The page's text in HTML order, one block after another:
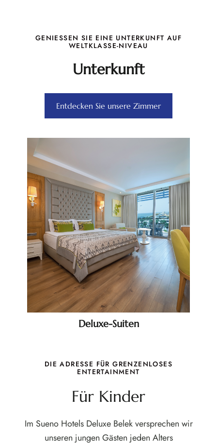
GENIESSEN SIE EINE UNTERKUNFT AUF W
ELTKLASSE-NIVEAU
Unterkunft
Entdecken Sie unsere Zimmer
Deluxe-Suiten
DIE ADRESSE FÜR GRENZENLOSES
ENTERTAINMENT
Für Kinder
Im Sueno Hotels Deluxe Belek versprechen wir
unseren jungen Gästen jeden Alters